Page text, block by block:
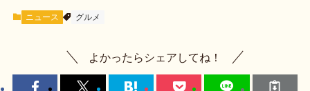
ニュース グルメ
よかったらシェアしてね！